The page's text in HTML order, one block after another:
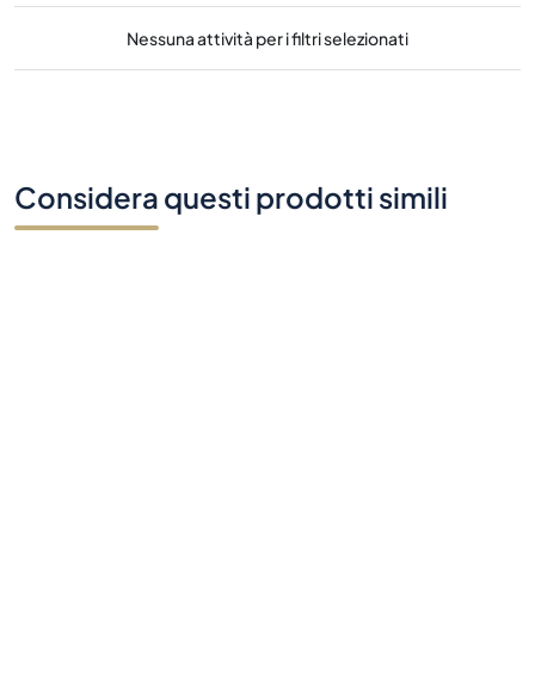
Nessuna attività per i filtri selezionati
Considera questi prodotti simili